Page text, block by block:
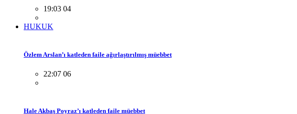
19:03 04
HUKUK
Özlem Arslan’ı katleden faile ağırlaştırılmış müebbet
22:07 06
Hale Akbaş Poyraz’ı katleden faile müebbet